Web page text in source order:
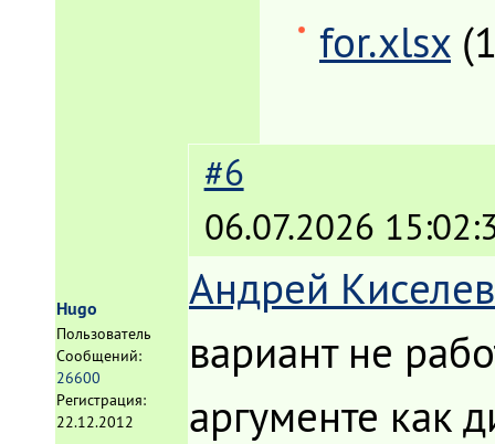
for.xlsx
Hugo
Пользователь
Сообщений:
26600
Регистрация:
22.12.2012
#6
06.07.2026
Андрей Киселев
вариант не
аргументе как